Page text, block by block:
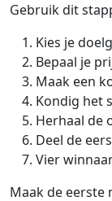
Gebruik dit
Kies je
Bepaal je
Maak een
Kondig het
Herhaal de
Deel de
Vier
Maak de eerste